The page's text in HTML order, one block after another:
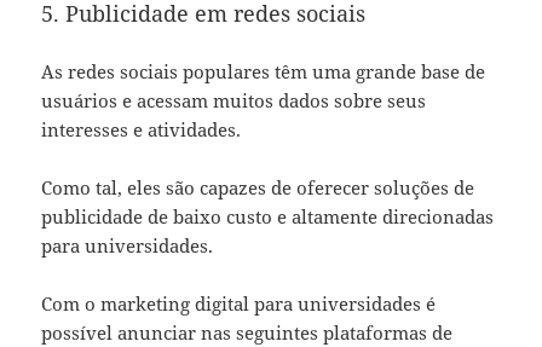
5. Publicidade em redes sociais
As redes sociais populares têm uma grande base de
usuários e acessam muitos dados sobre seus
interesses e atividades.
Como tal, eles são capazes de oferecer soluções de
publicidade de baixo custo e altamente direcionadas
para universidades.
Com o marketing digital para universidades é
possível anunciar nas seguintes plataformas de